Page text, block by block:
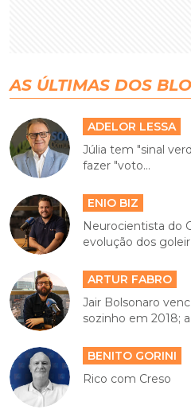
AS ÚLTIMAS DOS
ADELOR LESSA
Júlia tem "sinal
fazer "voto...
ENIO BIZ
Neurocientista do
evolução dos
ARTUR FABRO
Jair Bolsonaro
sozinho em 2018;
BENITO GORINI
Rico com Creso